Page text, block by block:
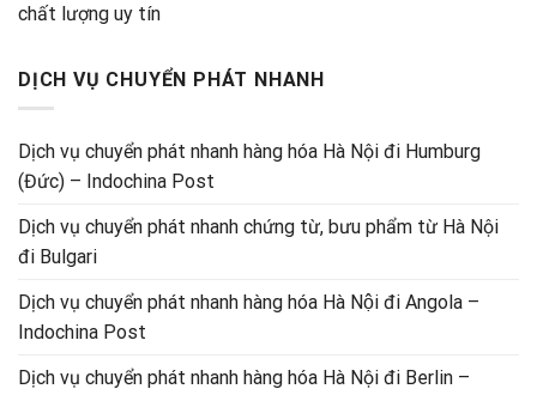
chất lượng uy tín
DỊCH VỤ CHUYỂN PHÁT NHANH
Dịch vụ chuyển phát nhanh hàng hóa Hà Nội đi Humburg
(Đức) – Indochina Post
Dịch vụ chuyển phát nhanh chứng từ, bưu phẩm từ Hà Nội
đi Bulgari
Dịch vụ chuyển phát nhanh hàng hóa Hà Nội đi Angola –
Indochina Post
Dịch vụ chuyển phát nhanh hàng hóa Hà Nội đi Berlin –